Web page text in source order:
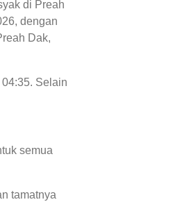
di Preah
dengan
Dak,
Selain
semua
tamatnya